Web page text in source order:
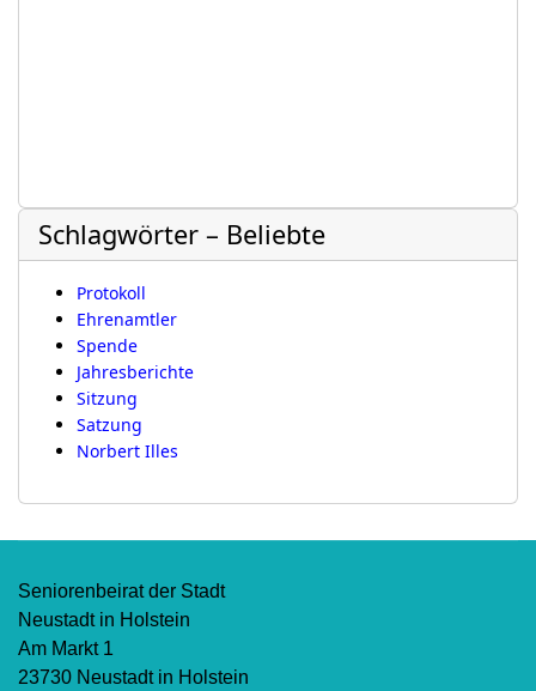
Schlagwörter – Beliebte
Protokoll
Ehrenamtler
Spende
Jahresberichte
Sitzung
Satzung
Norbert Illes
Seniorenbeirat der Stadt
Neustadt in Holstein
Am Markt 1
23730 Neustadt in Holstein